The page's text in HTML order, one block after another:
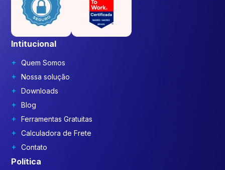
Intitucional
Quem Somos
Nossa solução
Downloads
Blog
Ferramentas Gratuitas
Calculadora de Frete
Contato
Política